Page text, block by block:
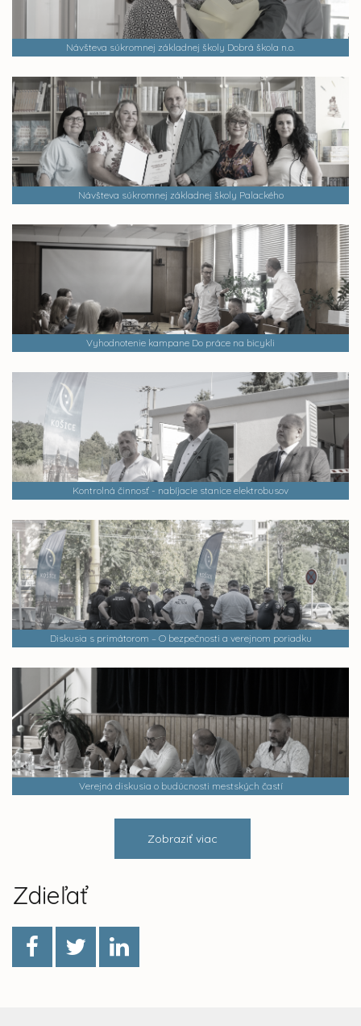
Návšteva súkromnej základnej školy Dobrá škola n.o.
Návšteva súkromnej základnej školy Palackého
Vyhodnotenie kampane Do práce na bicykli
Kontrolná činnosť - nabíjacie stanice elektrobusov
Diskusia s primátorom – O bezpečnosti a verejnom poriadku
Verejná diskusia o budúcnosti mestských častí
Zobraziť viac
Zdieľať